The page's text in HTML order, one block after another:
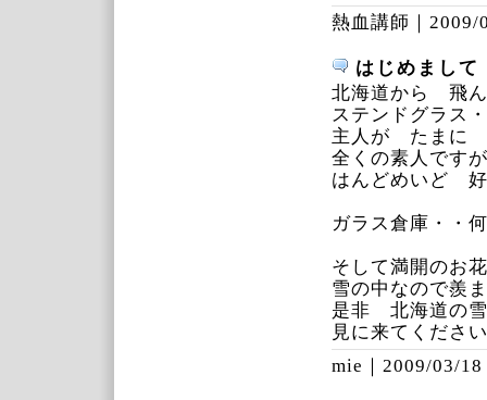
熱血講師｜ 2009/
はじめまして
北海道から 飛
ステンドグラス
主人が たまに
全くの素人です
はんどめいど
ガラス倉庫・・
そして満開のお
雪の中なので羨
是非 北海道の
見に来てくださ
mie｜ 2009/03/